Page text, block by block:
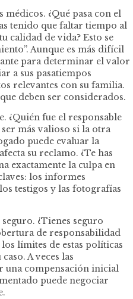
médicos. ¿Qué pasa con el
tenido que faltar tiempo al
calidad de vida? Esto se
Aunque es más difícil
para determinar el valor
a sus pasatiempos
relevantes con su familia.
deben ser considerados.
¿Quién fue el responsable
más valioso si la otra
puede evaluar la
su reclamo. ¿Te has
exactamente la culpa en
los informes
testigos y las fotografías
¿Tienes seguro
de responsabilidad
límites de estas políticas
A veces las
una compensación inicial
puede negociar